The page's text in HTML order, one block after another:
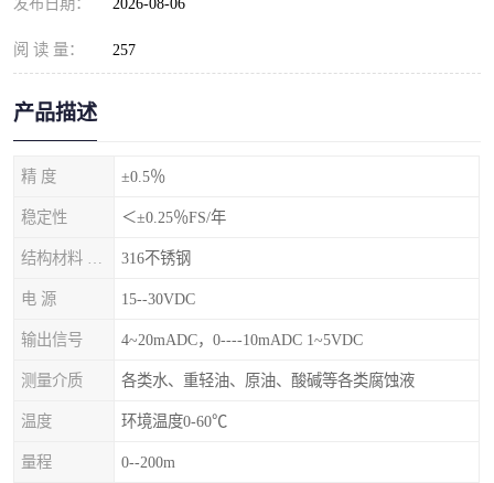
阅 读 量： 257
产品描述
精 度 ±0.5％
稳定性 ＜±0.25％FS/年
316不锈钢
电 源 15--30VDC
输出信号 4~20mADC，0----10mADC 1~5VDC
测量介质 各类水、重轻油、原油、酸碱等各类腐蚀液
温度 环境温度0-60℃
量程 0--200m